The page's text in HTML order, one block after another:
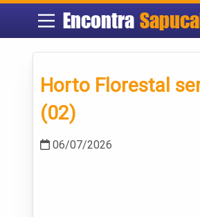
Encontra
Horto Florestal
(02)
06/07/2026